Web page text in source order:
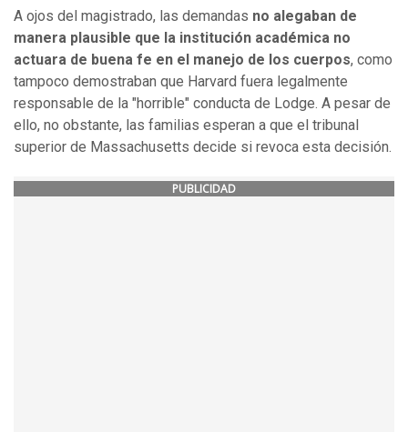
A ojos del magistrado, las demandas no alegaban de
manera plausible que la institución académica no
actuara de buena fe en el manejo de los cuerpos, como
tampoco demostraban que Harvard fuera legalmente
responsable de la "horrible" conducta de Lodge. A pesar de
ello, no obstante, las familias esperan a que el tribunal
superior de Massachusetts decide si revoca esta decisión.
PUBLICIDAD